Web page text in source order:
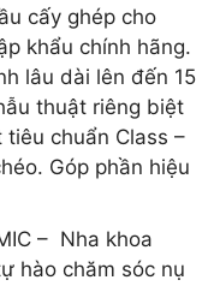
cấy ghép cho
khẩu chính hãng.
lâu dài lên đến 15
thuật riêng biệt
chuẩn Class –
Góp phần hiệu
– Nha khoa
hào chăm sóc nụ